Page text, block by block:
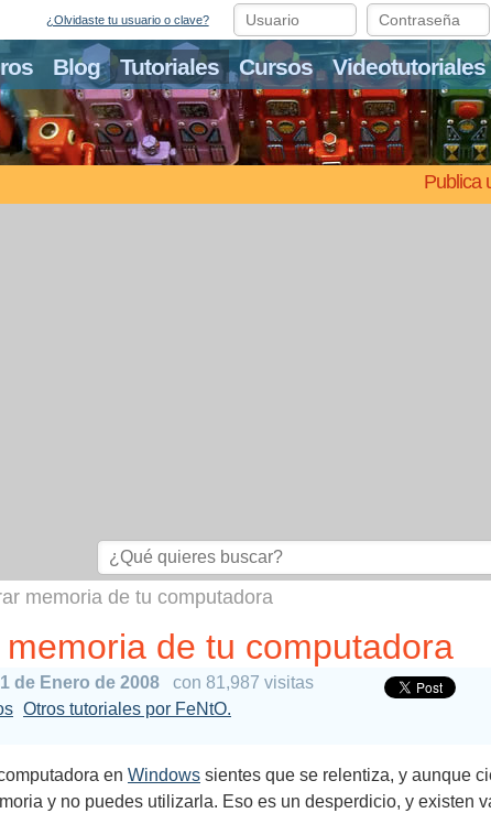
Blog Tutoriales Cursos Videotutoriales
Publica
¿Olvidaste tu usuario o clave?
memoria de tu computadora
de tu computadora
de Enero de 2008
con 81,987 visitas
Otros tutoriales por FeNtO.
en Windows sientes que se relentiza, y aunque
y no puedes utilizarla. Eso es un desperdicio, y existen